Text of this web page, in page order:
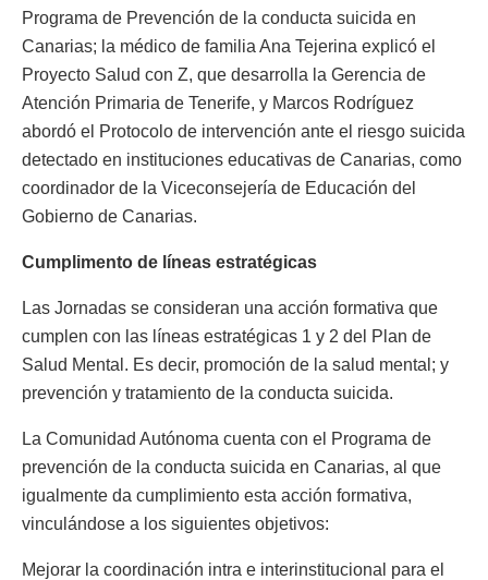
Programa de Prevención de la conducta suicida en
Canarias; la médico de familia Ana Tejerina explicó el
Proyecto Salud con Z, que desarrolla la Gerencia de
Atención Primaria de Tenerife, y Marcos Rodríguez
abordó el Protocolo de intervención ante el riesgo suicida
detectado en instituciones educativas de Canarias, como
coordinador de la Viceconsejería de Educación del
Gobierno de Canarias.
Cumplimento de líneas estratégicas
Las Jornadas se consideran una acción formativa que
cumplen con las líneas estratégicas 1 y 2 del Plan de
Salud Mental. Es decir, promoción de la salud mental; y
prevención y tratamiento de la conducta suicida.
La Comunidad Autónoma cuenta con el Programa de
prevención de la conducta suicida en Canarias, al que
igualmente da cumplimiento esta acción formativa,
vinculándose a los siguientes objetivos:
Mejorar la coordinación intra e interinstitucional para el